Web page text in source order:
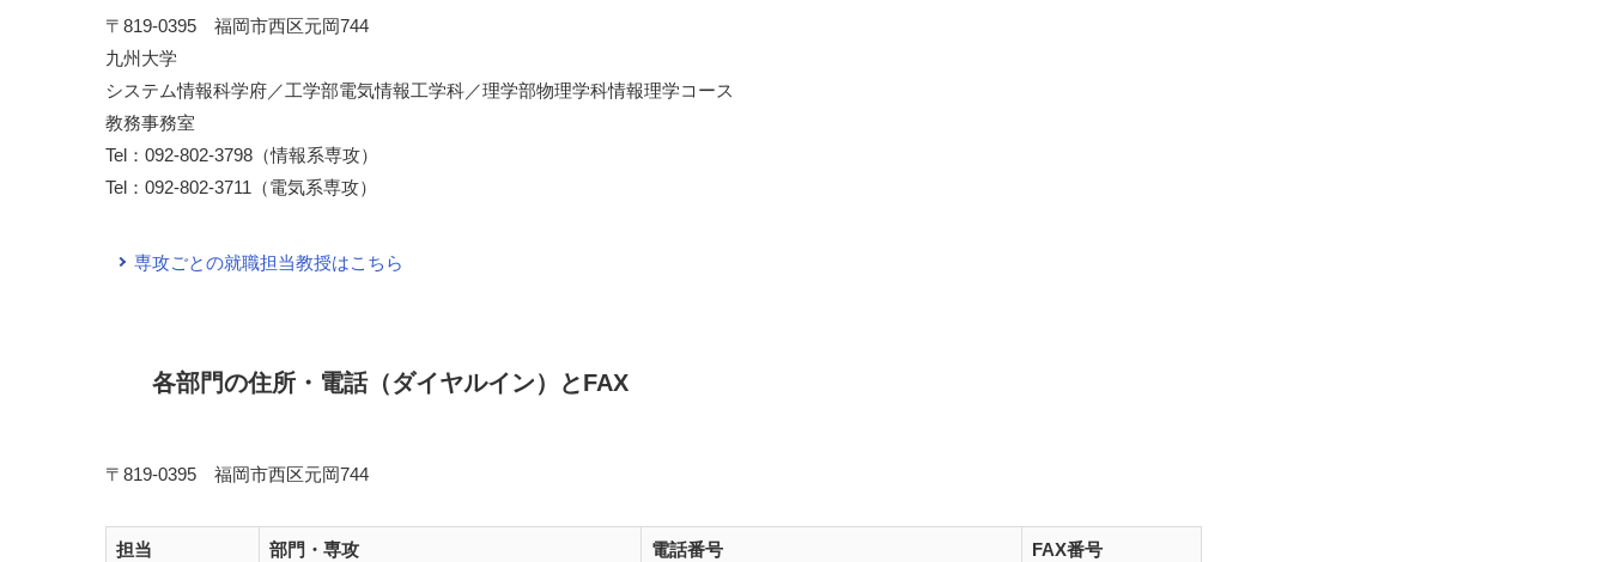
〒819-0395 福岡市西区元岡744
九州大学
システム情報科学府／工学部電気情報工学科／理学部物理学科情報理学コース
教務事務室
Tel：092-802-3798（情報系専攻）
Tel：092-802-3711（電気系専攻）
専攻ごとの就職担当教授はこちら
各部門の住所・電話（ダイヤルイン）とFAX
〒819-0395 福岡市西区元岡744
担当 部門・専攻 電話番号 FAX番号